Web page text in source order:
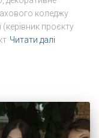
коледжу
проєкту
Читати далі